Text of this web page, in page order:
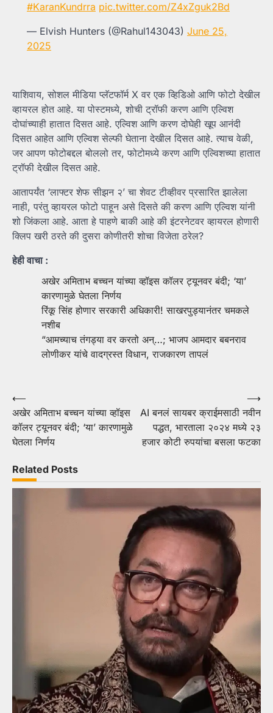
#KaranKundrra pic.twitter.com/Z4xZguk2Bd
— Elvish Hunters (@Rahul143043) June 25,
2025
याशिवाय, सोशल मीडिया प्लॅटफॉर्म X वर एक व्हिडिओ आणि फोटो देखील
व्हायरल होत आहे. या पोस्टमध्ये, शोची ट्रॉफी करण आणि एल्विश
दोघांच्याही हातात दिसत आहे. एल्विश आणि करण दोघेही खूप आनंदी
दिसत आहेत आणि एल्विश सेल्फी घेताना देखील दिसत आहे. त्याच वेळी,
जर आपण फोटोबद्दल बोललो तर, फोटोमध्ये करण आणि एल्विशच्या हातात
ट्रॉफी देखील दिसत आहे.
आतापर्यंत ‘लाफ्टर शेफ सीझन २’ चा शेवट टीव्हीवर प्रसारित झालेला
नाही, परंतु व्हायरल फोटो पाहून असे दिसते की करण आणि एल्विश यांनी
शो जिंकला आहे. आता हे पाहणे बाकी आहे की इंटरनेटवर व्हायरल होणारी
क्लिप खरी ठरते की दुसरा कोणीतरी शोचा विजेता ठरेल?
हेही वाचा :
अखेर अमिताभ बच्चन यांच्या व्हॉइस कॉलर ट्यूनवर बंदी; ‘या’
कारणामुळे घेतला निर्णय
रिंकू सिंह होणार सरकारी अधिकारी! साखरपुड्यानंतर चमकले
नशीब
“आमच्याच तंगड्या वर करतो अन्…; भाजप आमदार बबनराव
लोणीकर यांचे वादग्रस्त विधान, राजकारण तापलं
Post
navigation
⟵
अखेर अमिताभ बच्चन यांच्या व्हॉइस
कॉलर ट्यूनवर बंदी; ‘या’ कारणामुळे
घेतला निर्णय
AI बनलं सायबर क्राईमसाठी नवीन
पद्धत, भारताला २०२४ मध्ये २३
हजार कोटी रुपयांचा बसला फटका
⟶
Related Posts